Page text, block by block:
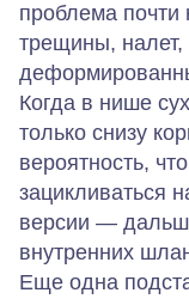
проблема почти
трещины, налет,
Когда в нише
только снизу
вероятность,
зацикливаться
версии —
внутренних
Еще одна